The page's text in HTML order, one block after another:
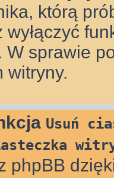
którą
wyłączyć
W sprawie
witryny.
Usuń
phpBB